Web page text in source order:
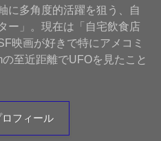
に多角度的活躍を狙う、自
ー」。現在は「自宅飲食店
映画が好きで特にアメコミ
至近距離でUFOを見たこと
フィール